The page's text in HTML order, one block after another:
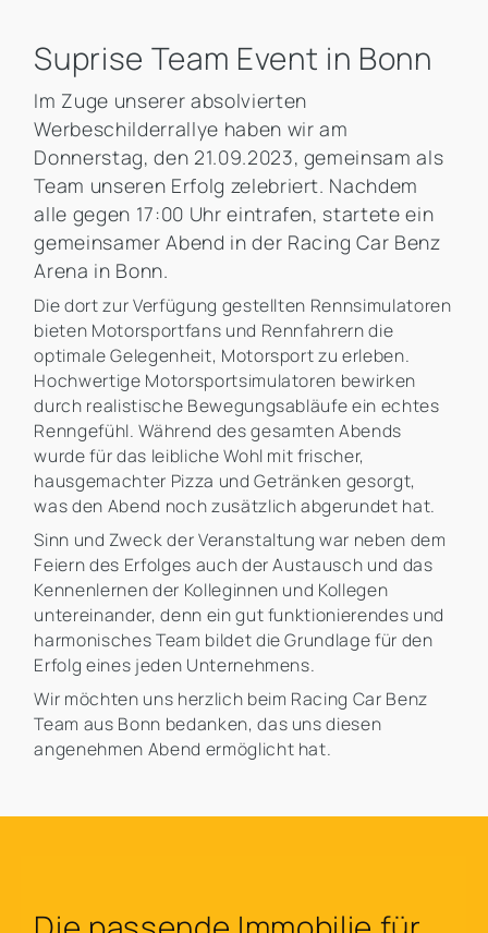
Suprise Team Event in Bonn
Im Zuge unserer absolvierten
Werbeschilderrallye haben wir am
Donnerstag, den 21.09.2023, gemeinsam als
Team unseren Erfolg zelebriert. Nachdem
alle gegen 17:00 Uhr eintrafen, startete ein
gemeinsamer Abend in der Racing Car Benz
Arena in Bonn.
Die dort zur Verfügung gestellten Rennsimulatoren
bieten Motorsportfans und Rennfahrern die
optimale Gelegenheit, Motorsport zu erleben.
Hochwertige Motorsportsimulatoren bewirken
durch realistische Bewegungsabläufe ein echtes
Renngefühl. Während des gesamten Abends
wurde für das leibliche Wohl mit frischer,
hausgemachter Pizza und Getränken gesorgt,
was den Abend noch zusätzlich abgerundet hat.
Sinn und Zweck der Veranstaltung war neben dem
Feiern des Erfolges auch der Austausch und das
Kennenlernen der Kolleginnen und Kollegen
untereinander, denn ein gut funktionierendes und
harmonisches Team bildet die Grundlage für den
Erfolg eines jeden Unternehmens.
Wir möchten uns herzlich beim Racing Car Benz
Team aus Bonn bedanken, das uns diesen
angenehmen Abend ermöglicht hat.